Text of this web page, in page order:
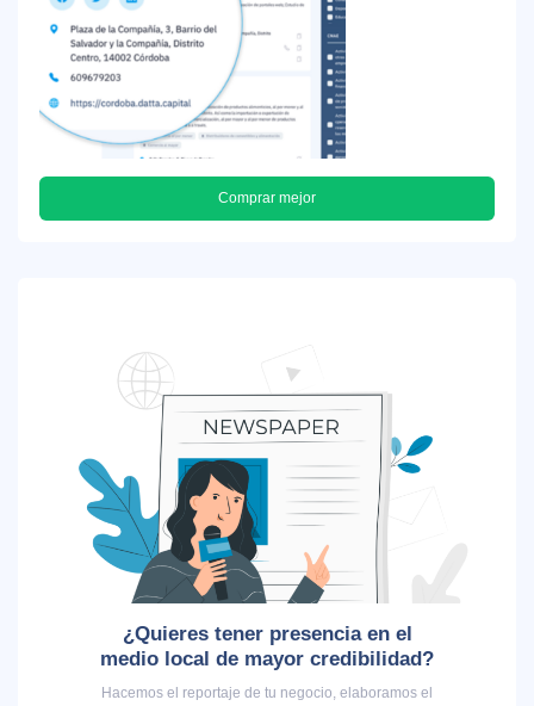
Comprar mejor
¿Quieres tener presencia en el
medio local de mayor credibilidad?
Hacemos el reportaje de tu negocio, elaboramos el